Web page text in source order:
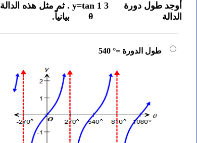
أوجد طول دورة
الدالة
y=tan 1 3
θ
. ثم مثل هذه الدالة
بيانياً.
طول الدورة =° 540